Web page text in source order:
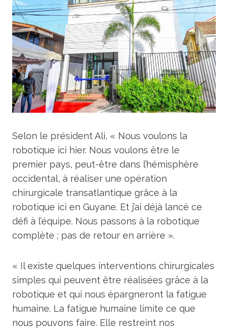
Selon le président Ali, « Nous voulons la
robotique ici hier. Nous voulons être le
premier pays, peut-être dans l’hémisphère
occidental, à réaliser une opération
chirurgicale transatlantique grâce à la
robotique ici en Guyane. Et j’ai déjà lancé ce
défi à l’équipe. Nous passons à la robotique
complète ; pas de retour en arrière ».
« Il existe quelques interventions chirurgicales
simples qui peuvent être réalisées grâce à la
robotique et qui nous épargneront la fatigue
humaine. La fatigue humaine limite ce que
nous pouvons faire. Elle restreint nos